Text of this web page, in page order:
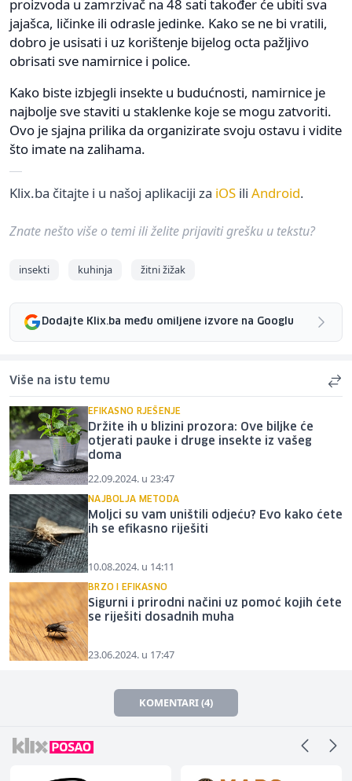
proizvoda u zamrzivač na 48 sati također će ubiti sva
jajašca, ličinke ili odrasle jedinke. Kako se ne bi vratili,
dobro je usisati i uz korištenje bijelog octa pažljivo
obrisati sve namirnice i police.
Kako biste izbjegli insekte u budućnosti, namirnice je
najbolje sve staviti u staklenke koje se mogu zatvoriti.
Ovo je sjajna prilika da organizirate svoju ostavu i vidite
što imate na zalihama.
Klix.ba čitajte i u našoj aplikaciji za iOS ili Android.
Znate nešto više o temi ili želite prijaviti grešku u tekstu?
insekti kuhinja žitni žižak
Dodajte Klix.ba među omiljene izvore na Googlu
Više na istu temu
EFIKASNO RJEŠENJE
Držite ih u blizini prozora: Ove biljke će
otjerati pauke i druge insekte iz vašeg
doma
22.09.2024. u 23:47
NAJBOLJA METODA
Moljci su vam uništili odjeću? Evo kako ćete
ih se efikasno riješiti
10.08.2024. u 14:11
BRZO I EFIKASNO
Sigurni i prirodni načini uz pomoć kojih ćete
se riješiti dosadnih muha
23.06.2024. u 17:47
KOMENTARI (4)